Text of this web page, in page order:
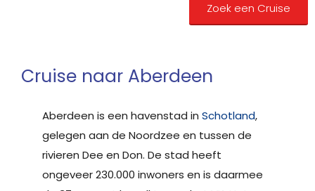
Zoek een Cruise
Cruise naar Aberdeen
Aberdeen is een havenstad in Schotland,
gelegen aan de Noordzee en tussen de
rivieren Dee en Don. De stad heeft
ongeveer 230.000 inwoners en is daarmee